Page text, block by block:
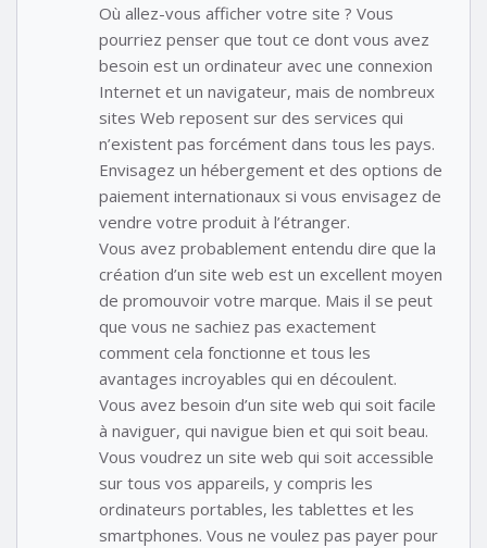
Où allez-vous afficher votre site ? Vous
pourriez penser que tout ce dont vous avez
besoin est un ordinateur avec une connexion
Internet et un navigateur, mais de nombreux
sites Web reposent sur des services qui
n’existent pas forcément dans tous les pays.
Envisagez un hébergement et des options de
paiement internationaux si vous envisagez de
vendre votre produit à l’étranger.
Vous avez probablement entendu dire que la
création d’un site web est un excellent moyen
de promouvoir votre marque. Mais il se peut
que vous ne sachiez pas exactement
comment cela fonctionne et tous les
avantages incroyables qui en découlent.
Vous avez besoin d’un site web qui soit facile
à naviguer, qui navigue bien et qui soit beau.
Vous voudrez un site web qui soit accessible
sur tous vos appareils, y compris les
ordinateurs portables, les tablettes et les
smartphones. Vous ne voulez pas payer pour